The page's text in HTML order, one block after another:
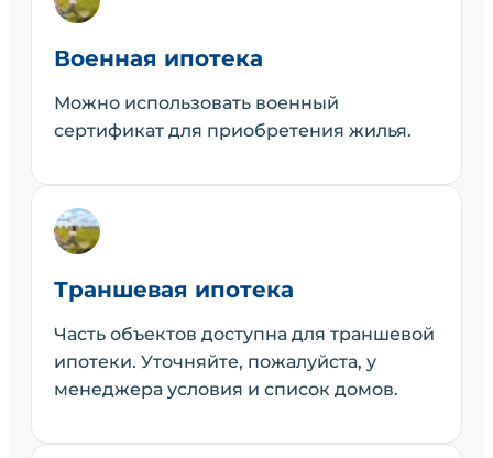
Военная ипотека
Можно использовать военный
сертификат для приобретения жилья.
Траншевая ипотека
Часть объектов доступна для траншевой
ипотеки. Уточняйте, пожалуйста, у
менеджера условия и список домов.